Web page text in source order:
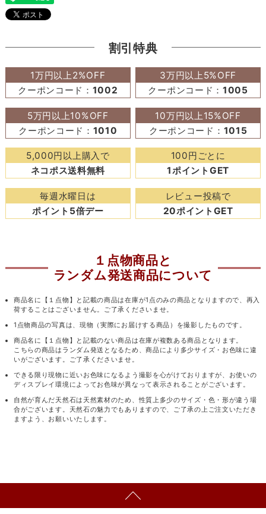
割引特典
1万円以上2%OFF
クーポンコード： 1002
3万円以上5%OFF
クーポンコード：1005
5万円以上10%OFF
クーポンコード： 1010
10万円以上15%OFF
クーポンコード： 1015
5,000円以上購入で
ネコポス送料無料
100円ごとに
1ポイントGET
毎週水曜日は
ポイント5倍デー
レビュー投稿で
20ポイントGET
１点物商品と
ランダム発送商品について
商品名に【１点物】と記載の商品は在庫が1点のみの商品となりますので、再入
荷することはございません。ご了承くださいませ。
1点物商品の写真は、現物（実際にお届けする商品）を撮影したものです。
商品名に【１点物】と記載のない商品は在庫が複数ある商品となります。
こちらの商品はランダム発送となるため、商品により多少サイズ・お色味に違
いがございます。ご了承くださいませ。
できる限り現物に近いお色味になるよう撮影を心がけておりますが、お使いの
ディスプレイ環境によってお色味が異なって表示されることがございます。
自然が育んだ天然石は天然素材のため、性質上多少のサイズ・色・形が違う場
合がございます。天然石の魅力でもありますので、ご了承の上ご注文いただき
ますよう、お願いいたします。